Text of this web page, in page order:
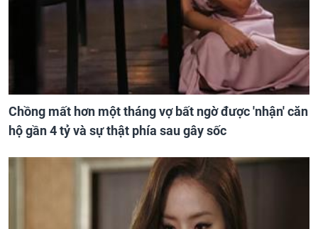
Chồng mất hơn một tháng vợ bất ngờ được 'nhận' căn
hộ gần 4 tỷ và sự thật phía sau gây sốc